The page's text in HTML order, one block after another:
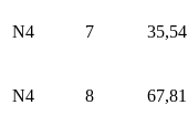
N4 7 35,54
N4 8 67,81